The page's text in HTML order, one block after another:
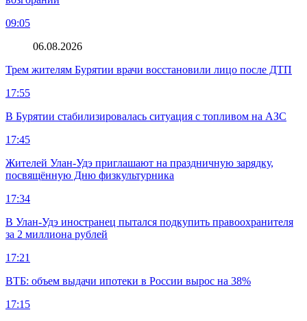
09:05
06.08.2026
Трем жителям Бурятии врачи восстановили лицо после ДТП
17:55
В Бурятии стабилизировалась ситуация с топливом на АЗС
17:45
Жителей Улан-Удэ приглашают на праздничную зарядку,
посвящённую Дню физкультурника
17:34
В Улан-Удэ иностранец пытался подкупить правоохранителя
за 2 миллиона рублей
17:21
ВТБ: объем выдачи ипотеки в России вырос на 38%
17:15